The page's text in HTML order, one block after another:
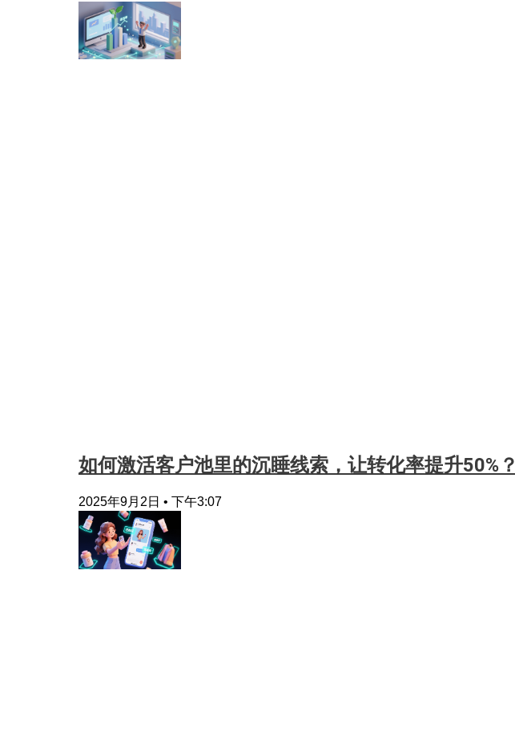
如何激活客户池里的沉睡线索，让转化率提升50%？
2025年9月2日 下午3:07